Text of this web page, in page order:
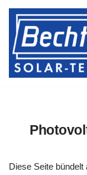
Zum
Inhalt
springen
Diese Seite